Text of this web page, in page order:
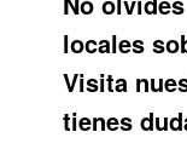
locales
Visita
tienes